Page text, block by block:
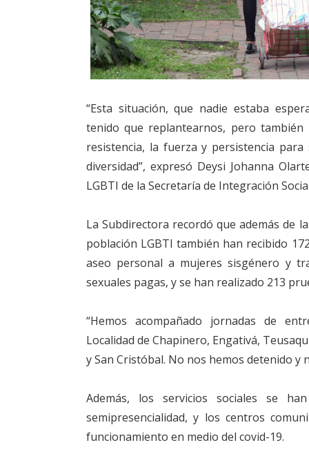
“Esta situación, que nadie estaba
tenido que replantearnos, pero
resistencia, la fuerza y persistencia
diversidad”, expresó Deysi Johanna
LGBTI de la Secretaría de Integración
La Subdirectora recordó que además de
población LGBTI también han recibido
aseo personal a mujeres sisgénero y
sexuales pagas, y se han realizado 213
“Hemos acompañado jornadas de
Localidad de Chapinero, Engativá,
y San Cristóbal. No nos hemos detenido y
Además, los servicios sociales se
semipresencialidad, y los centros
funcionamiento en medio del covid-19.